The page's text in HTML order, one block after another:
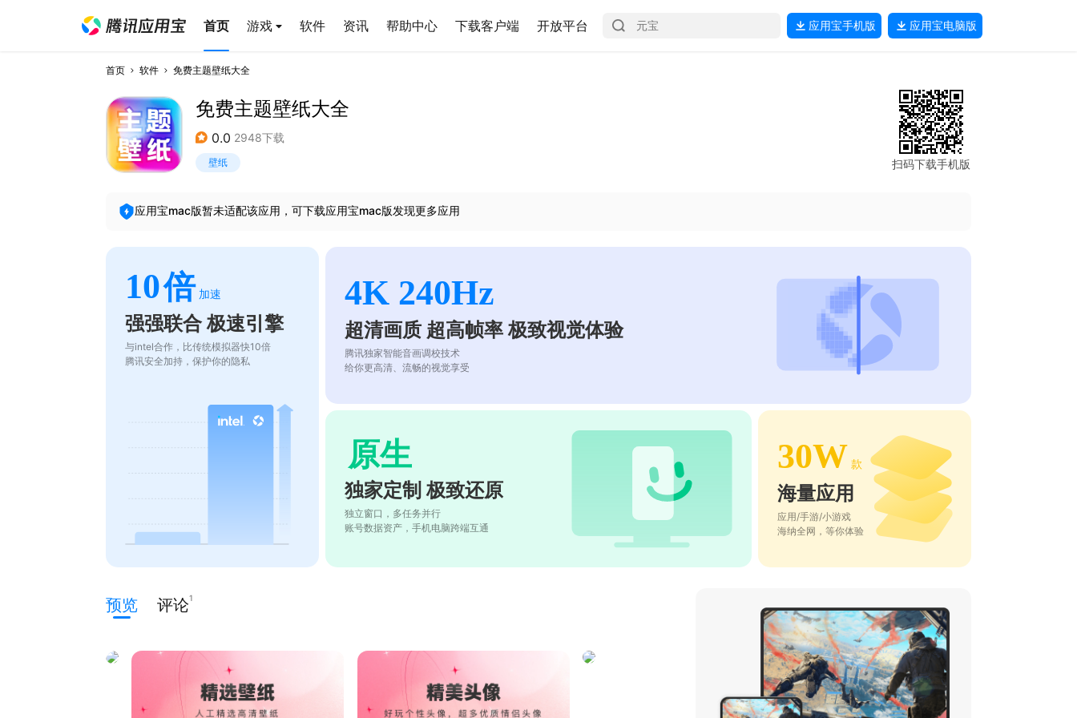
首页 游戏 软件 资讯 帮助中心 下载客户端 开放平台 应用宝手机版 应用宝电脑版
首页 软件 免费主题壁纸大全
免费主题壁纸大全
0.0 2948下载
壁纸 扫码下载手机版
应用宝mac版暂未适配该应用，可下载应用宝mac版发现更多应用
10倍 加速
强强联合 极速引擎
与intel合作，比传统模拟器快10倍
腾讯安全加持，保护你的隐私
4K 240Hz
超清画质 超高帧率 极致视觉体验
腾讯独家智能音画调校技术
给你更高清、流畅的视觉享受
原生
独家定制 极致还原
独立窗口，多任务并行
账号数据资产，手机电脑跨端互通
30W 款
海量应用
应用/手游/小游戏
海纳全网，等你体验
预览 评论1